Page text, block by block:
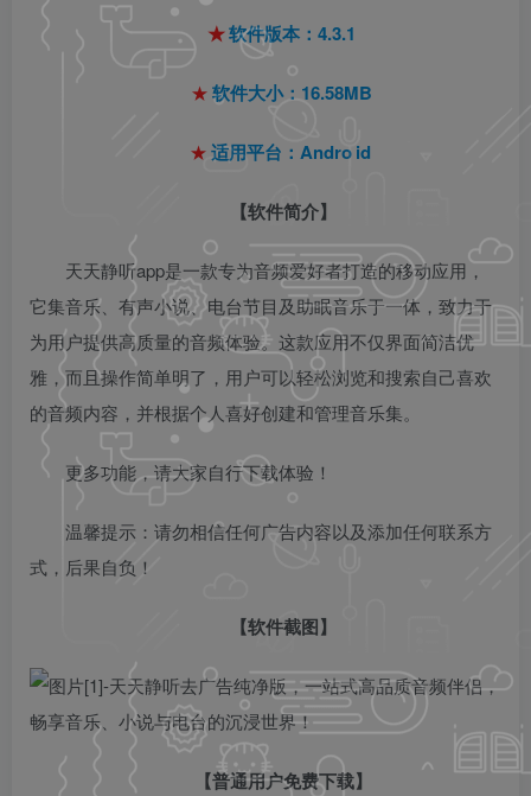
★软件版本：4.3.1
★软件大小：16.58MB
★适用平台：Andro id
【软件简介】
天天静听app是一款专为音频爱好者打造的移动应用，
它集音乐、有声小说、电台节目及助眠音乐于一体，致力于
为用户提供高质量的音频体验。这款应用不仅界面简洁优
雅，而且操作简单明了，用户可以轻松浏览和搜索自己喜欢
的音频内容，并根据个人喜好创建和管理音乐集。
更多功能，请大家自行下载体验！
温馨提示：请勿相信任何广告内容以及添加任何联系方
式，后果自负！
【软件截图】
【普通用户免费下载】